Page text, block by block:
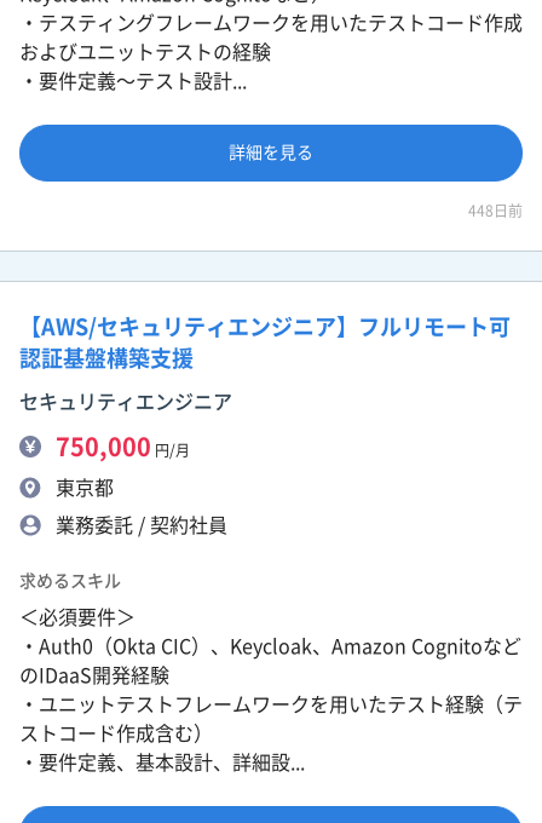
・テスティングフレームワークを用いたテストコード作成
およびユニットテストの経験
・要件定義〜テスト設計...
詳細を見る
448日前
【AWS/セキュリティエンジニア】フルリモート可
認証基盤構築支援
セキュリティエンジニア
750,000 円/月
東京都
業務委託 / 契約社員
求めるスキル
＜必須要件＞
・Auth0（Okta CIC）、Keycloak、Amazon Cognitoなど
のIDaaS開発経験
・ユニットテストフレームワークを用いたテスト経験（テ
ストコード作成含む）
・要件定義、基本設計、詳細設...